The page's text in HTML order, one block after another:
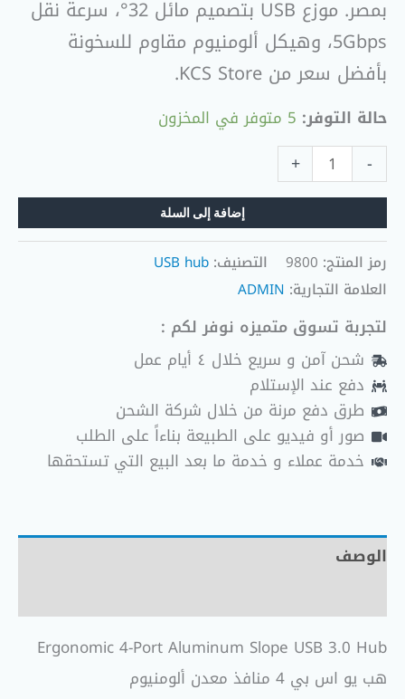
بمصر. موزع USB بتصميم مائل 32°، سرعة نقل
5Gbps، وهيكل ألومنيوم مقاوم للسخونة
بأفضل سعر من KCS Store.
حالة التوفر: 5 متوفر في المخزون
-
+
إضافة إلى السلة
رمز المنتج: 9800 التصنيف: USB hub
العلامة التجارية: ADMIN
لتجربة تسوق متميزه نوفر لكم :
شحن آمن و سريع خلال ٤ أيام عمل
دفع عند الإستلام
طرق دفع مرنة من خلال شركة الشحن
صور أو فيديو على الطبيعة بناءاً على الطلب
خدمة عملاء و خدمة ما بعد البيع التي تستحقها
الوصف
Ergonomic 4-Port Aluminum Slope USB 3.0 Hub
هب يو اس بي 4 منافذ معدن ألومنيوم